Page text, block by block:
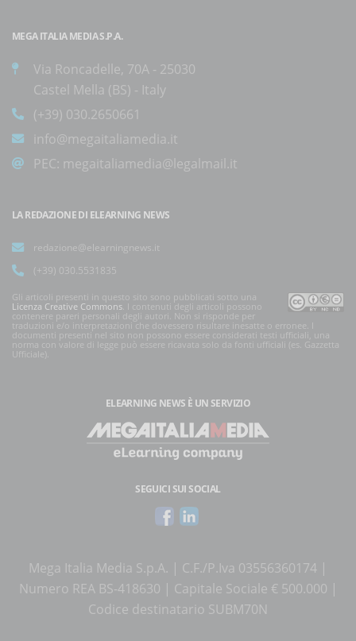
MEGA ITALIA MEDIA S.P.A.
Via Roncadelle, 70A - 25030
Castel Mella (BS) - Italy
(+39) 030.2650661
info@megaitaliamedia.it
PEC: megaitaliamedia@legalmail.it
LA REDAZIONE DI ELEARNING NEWS
redazione@elearningnews.it
(+39) 030.5531835
Gli articoli presenti in questo sito sono pubblicati sotto una
Licenza Creative Commons. I contenuti degli articoli possono
contenere pareri personali degli autori. Non si risponde per
traduzioni e/o interpretazioni che dovessero risultare inesatte o erronee. I
documenti presenti nel sito non possono essere considerati testi ufficiali, una
norma con valore di legge può essere ricavata solo da fonti ufficiali (es. Gazzetta
Ufficiale).
ELEARNING NEWS È UN SERVIZIO
SEGUICI SUI SOCIAL
Mega Italia Media S.p.A. | C.F./P.Iva 03556360174 |
Numero REA BS-418630 | Capitale Sociale € 500.000 |
Codice destinatario SUBM70N